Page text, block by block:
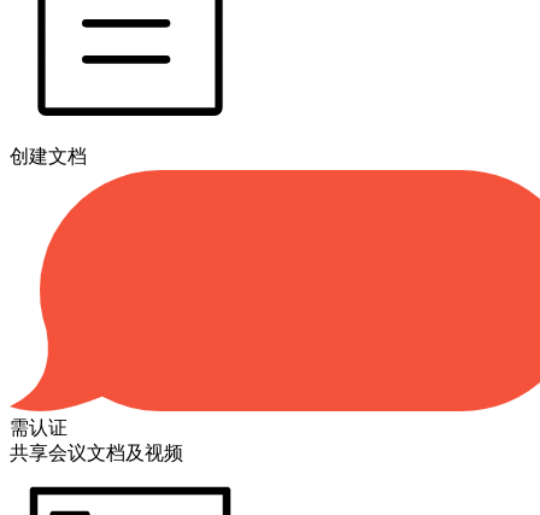
创建文档
需认证
共享会议文档及视频